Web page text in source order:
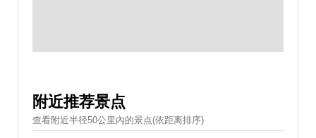
附近推荐景点
查看附近半径50公里內的景点(依距离排序)